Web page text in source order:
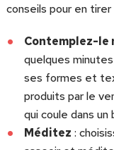
conseils pour en
Contemplez-le
quelques
ses formes et
produits par le
qui coule dans un
Méditez :